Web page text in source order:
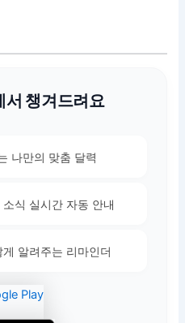
서 챙겨드려요
나만의 맞춤 달력
식 실시간 자동 안내
알려주는 리마인더